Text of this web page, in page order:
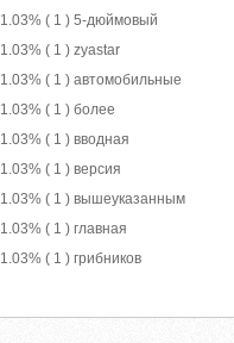
1.03% ( 1 ) 5-дюймовый
1.03% ( 1 ) zyastar
1.03% ( 1 ) автомобильные
1.03% ( 1 ) более
1.03% ( 1 ) вводная
1.03% ( 1 ) версия
1.03% ( 1 ) вышеуказанным
1.03% ( 1 ) главная
1.03% ( 1 ) грибников